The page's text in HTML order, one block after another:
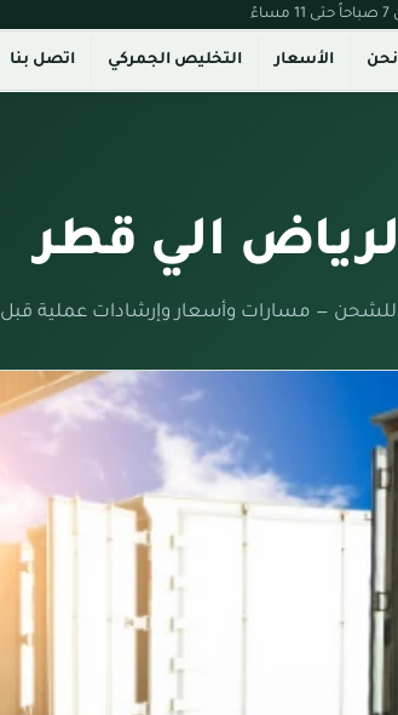
الأسعار التخليص الجمركي اتصل بنا
الي قطر
— مسارات وأسعار وإرشادات عملية قبل